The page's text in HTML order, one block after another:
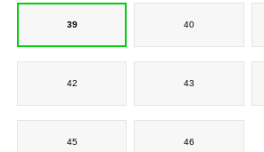
39 40
42 43
45 46